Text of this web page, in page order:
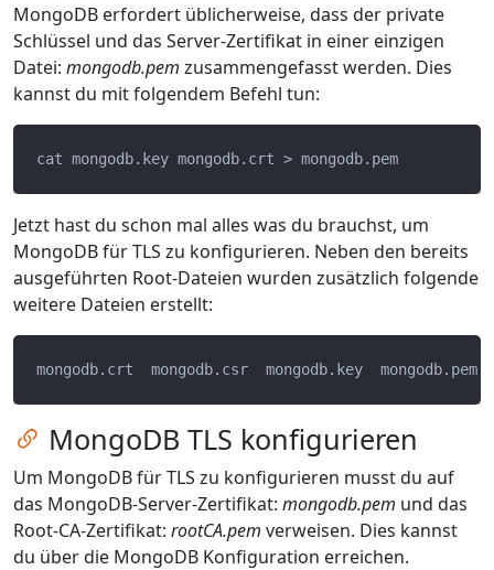
MongoDB erfordert üblicherweise, dass der private
Schlüssel und das Server-Zertifikat in einer einzigen
Datei: mongodb.pem zusammengefasst werden. Dies
kannst du mit folgendem Befehl tun:
Jetzt hast du schon mal alles was du brauchst, um
MongoDB für TLS zu konfigurieren. Neben den bereits
ausgeführten Root-Dateien wurden zusätzlich folgende
weitere Dateien erstellt:
Zum Kapitel springen
MongoDB TLS konfigurieren
Um MongoDB für TLS zu konfigurieren musst du auf
das MongoDB-Server-Zertifikat: mongodb.pem und das
Root-CA-Zertifikat: rootCA.pem verweisen. Dies kannst
du über die MongoDB Konfiguration erreichen.